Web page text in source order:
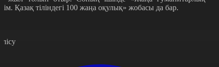
Қазақ тіліндегі 100 жаңа оқулық» жобасы да бар.